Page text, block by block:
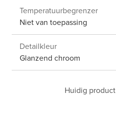
Temperatuurbegrenzer
Niet van toepassing
Detailkleur
Glanzend chroom
Huidig product